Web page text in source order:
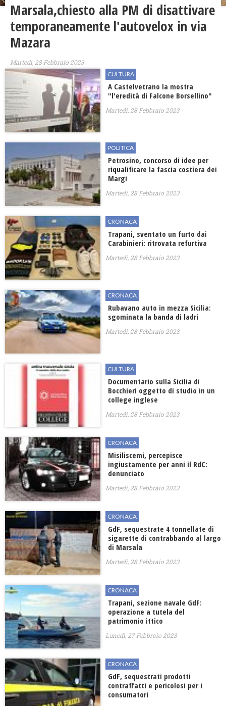
Marsala,chiesto alla PM di disattivare
temporaneamente l'autovelox in via
Mazara
Martedì, 28 Febbraio 2023
CULTURA
A Castelvetrano la mostra
"l'eredità di Falcone Borsellino"
Martedì, 28 Febbraio 2023
POLITICA
Petrosino, concorso di idee per
riqualificare la fascia costiera dei
Margi
Martedì, 28 Febbraio 2023
CRONACA
Trapani, sventato un furto dai
Carabinieri: ritrovata refurtiva
Martedì, 28 Febbraio 2023
CRONACA
Rubavano auto in mezza Sicilia:
sgominata la banda di ladri
Martedì, 28 Febbraio 2023
CULTURA
Documentario sulla Sicilia di
Bocchieri oggetto di studio in un
college inglese
Martedì, 28 Febbraio 2023
CRONACA
Misiliscemi, percepisce
ingiustamente per anni il RdC:
denunciato
Martedì, 28 Febbraio 2023
CRONACA
GdF, sequestrate 4 tonnellate di
sigarette di contrabbando al largo
di Marsala
Martedì, 28 Febbraio 2023
CRONACA
Trapani, sezione navale GdF:
operazione a tutela del
patrimonio ittico
Lunedì, 27 Febbraio 2023
CRONACA
GdF, sequestrati prodotti
contraffatti e pericolosi per i
consumatori